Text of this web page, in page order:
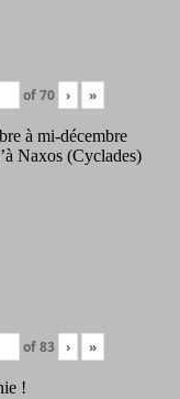
of70 › »
à mi-décembre
Naxos (Cyclades)
of83 › »
!